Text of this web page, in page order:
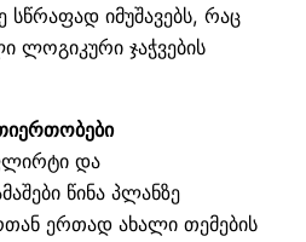
სწრაფად იმუშავებს, რაც
ლოგიკური ჯაჭვების
და
წინა პლანზე
ერთად ახალი თემების